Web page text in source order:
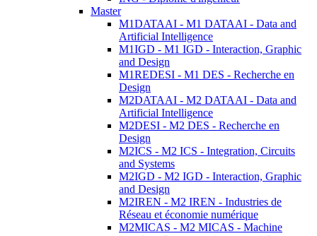
Master
M1DATAAI - M1 DATAAI - Data and
Artificial Intelligence
M1IGD - M1 IGD - Interaction, Graphic
and Design
M1REDESI - M1 DES - Recherche en
Design
M2DATAAI - M2 DATAAI - Data and
Artificial Intelligence
M2DESI - M2 DES - Recherche en
Design
M2ICS - M2 ICS - Integration, Circuits
and Systems
M2IGD - M2 IGD - Interaction, Graphic
and Design
M2IREN - M2 IREN - Industries de
Réseau et économie numérique
M2MICAS - M2 MICAS - Machine